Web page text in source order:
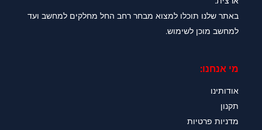
באתר שלנו תוכלו למצוא מבחר רחב החל מחלקים למחשב ועד
למחשב מוכן לשימוש.
מי אנחנו:
אודותינו
תקנון
מדניות פרטיות